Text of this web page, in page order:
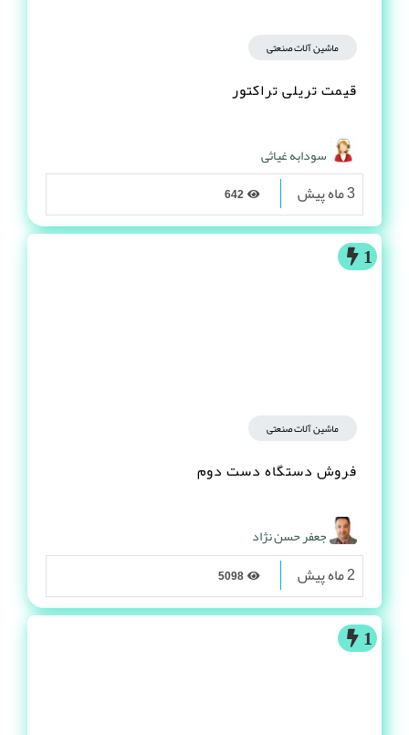
ماشین آلات صنعتی
قیمت تریلی تراکتور
سودابه غیاثی
3 ماه پیش
1
ماشین آلات صنعتی
فروش دستگاه دست دوم
جعفر حسن نژاد
2 ماه پیش
1